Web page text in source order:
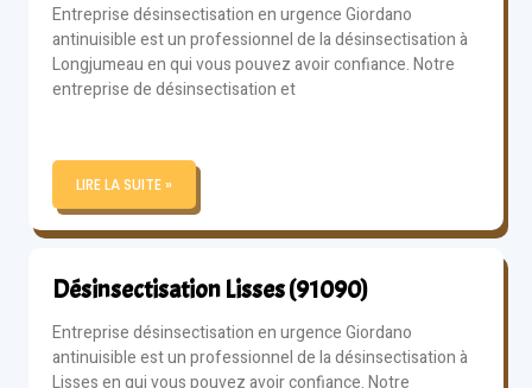
Entreprise désinsectisation en urgence Giordano
antinuisible est un professionnel de la désinsectisation à
Longjumeau en qui vous pouvez avoir confiance. Notre
entreprise de désinsectisation et
LIRE LA SUITE »
Désinsectisation Lisses (91090)
Entreprise désinsectisation en urgence Giordano
antinuisible est un professionnel de la désinsectisation à
Lisses en qui vous pouvez avoir confiance. Notre